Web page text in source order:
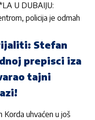
U DUBAIJU:
policija je odmah
Stefan
prepisci iza
tajni
uhvaćen u još